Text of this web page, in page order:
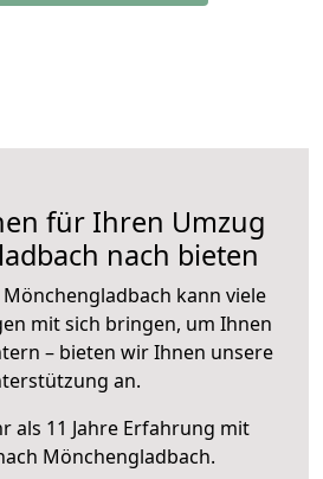
für Ihren Umzug
nach bieten
Mönchengladbach kann viele
mit sich bringen, um Ihnen
– bieten wir Ihnen unsere
an.
als 11 Jahre Erfahrung mit
Mönchengladbach.